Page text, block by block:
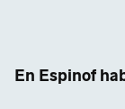
En Espinof